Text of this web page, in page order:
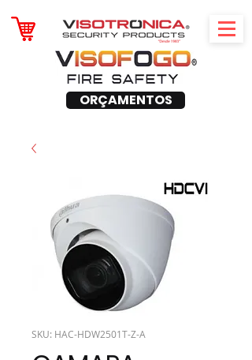
ORÇAMENTOS
SKU: HAC-HDW2501T-Z-A